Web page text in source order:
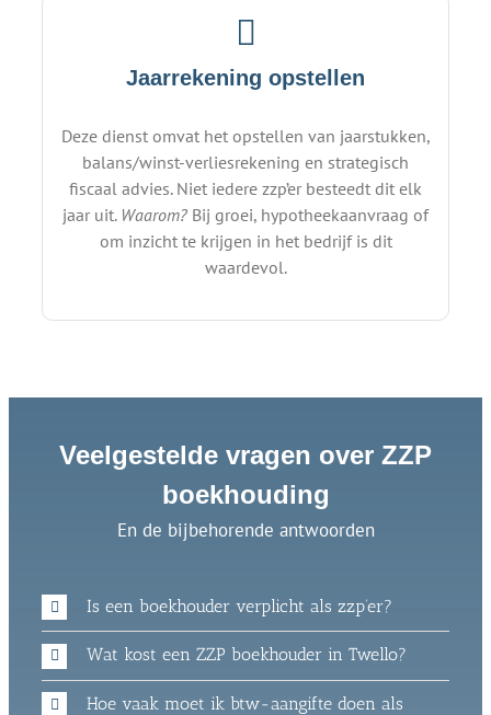
Jaarrekening opstellen
Deze dienst omvat het opstellen van jaarstukken,
balans/winst-verliesrekening en strategisch
fiscaal advies. Niet iedere zzp’er besteedt dit elk
jaar uit. Waarom? Bij groei, hypotheekaanvraag of
om inzicht te krijgen in het bedrijf is dit
waardevol.
Veelgestelde vragen over ZZP
boekhouding
En de bijbehorende antwoorden
Is een boekhouder verplicht als zzp’er?
Wat kost een ZZP boekhouder in Twello?
Hoe vaak moet ik btw-aangifte doen als